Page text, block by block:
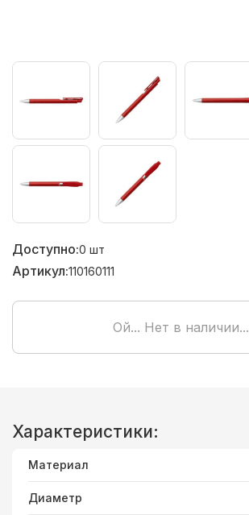
Доступно:0 шт
Артикул:110160111
Ой... Нет в наличии...
Характеристики:
Материал
Диаметр